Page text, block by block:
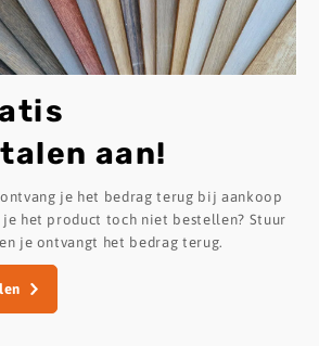
aan!
je het bedrag terug bij aankoop
het product toch niet bestellen? Stuur
je ontvangt het bedrag terug.